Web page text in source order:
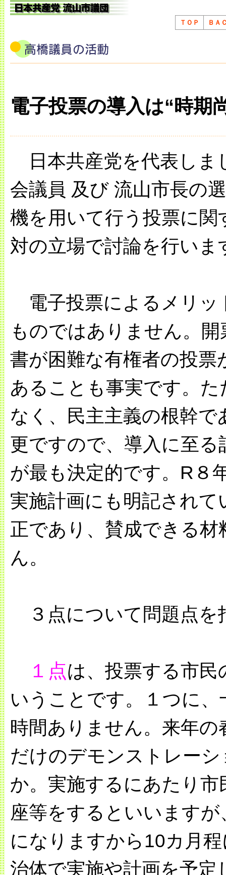
ＴＯＰ ＢＡ
電子投票の導入は“時期
日本共産党を代表しま
会議員 及び 流山市長の
機を用いて行う投票に
対の立場で討論を行いま
電子投票によるメリッ
ものではありません。
書が困難な有権者の投
あることも事実です。
なく、民主主義の根幹
更ですので、導入に至
が最も決定的です。R８
実施計画にも明記され
正であり、賛成できる
ん。
３点について問題点を
１点は、投票する市
いうことです。１つに
時間ありません。来年
だけのデモンストレー
か。実施するにあたり
座等をするといいます
になりますから10カ月
治体で実施や計画を予